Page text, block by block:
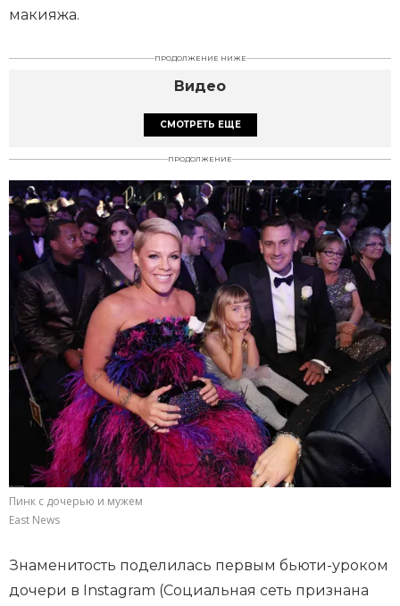
макияжа.
ПРОДОЛЖЕНИЕ НИЖЕ
Видео
СМОТРЕТЬ ЕЩЕ
ПРОДОЛЖЕНИЕ
Пинк с дочерью и мужем
East News
Знаменитость поделилась первым бьюти-уроком
дочери в Instagram (Социальная сеть признана